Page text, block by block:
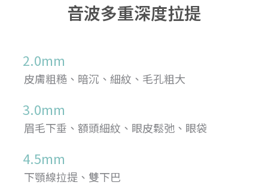
音波多重深度拉提
2.0mm
皮膚粗糙、暗沉、細紋、毛孔粗大
3.0mm
眉毛下垂、額頭細紋、眼皮鬆弛、眼袋
4.5mm
下顎線拉提、雙下巴